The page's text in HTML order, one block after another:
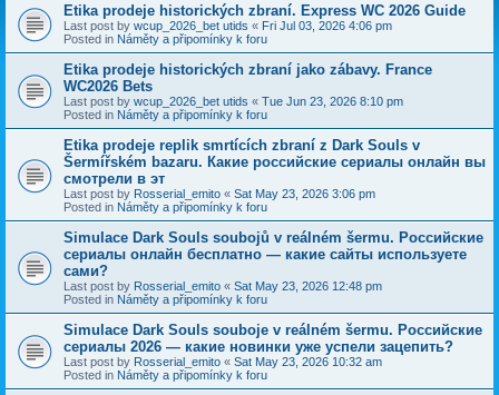
Etika prodeje historických zbraní. Express WC 2026 Guide
Last post by wcup_2026_bet utids « Fri Jul 03, 2026 4:06 pm
Posted in Náměty a připomínky k foru
Etika prodeje historických zbraní jako zábavy. France
WC2026 Bets
Last post by wcup_2026_bet utids « Tue Jun 23, 2026 8:10 pm
Posted in Náměty a připomínky k foru
Etika prodeje replik smrtících zbraní z Dark Souls v
Šermířském bazaru. Какие российские сериалы онлайн вы
смотрели в эт
Last post by Rosserial_emito « Sat May 23, 2026 3:06 pm
Posted in Náměty a připomínky k foru
Simulace Dark Souls soubojů v reálném šermu. Российские
сериалы онлайн бесплатно — какие сайты используете
сами?
Last post by Rosserial_emito « Sat May 23, 2026 12:48 pm
Posted in Náměty a připomínky k foru
Simulace Dark Souls souboje v reálném šermu. Российские
сериалы 2026 — какие новинки уже успели зацепить?
Last post by Rosserial_emito « Sat May 23, 2026 10:32 am
Posted in Náměty a připomínky k foru